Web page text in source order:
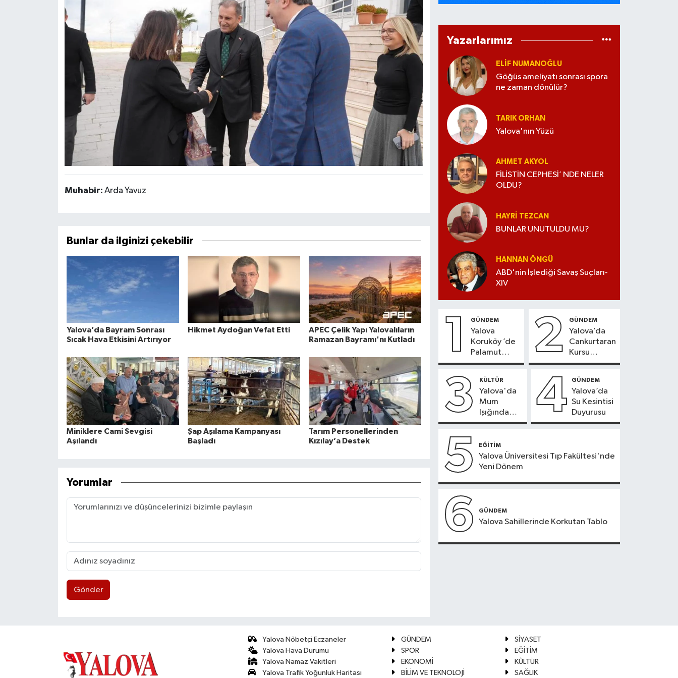
Muhabir: Arda Yavuz
Bunlar da ilginizi çekebilir
Yalova’da Bayram Sonrası
Sıcak Hava Etkisini Artırıyor
Hikmet Aydoğan Vefat Etti
APEC Çelik Yapı Yalovalıların
Ramazan Bayramı'nı Kutladı
Miniklere Cami Sevgisi
Aşılandı
Şap Aşılama Kampanyası
Başladı
Tarım Personellerinden
Kızılay’a Destek
Yorumlar
Gönder
Yazarlarımız
ELİF NUMANOĞLU
Göğüs ameliyatı sonrası spora
ne zaman dönülür?
TARIK ORHAN
Yalova'nın Yüzü
AHMET AKYOL
FİLİSTİN CEPHESİ’ NDE NELER
OLDU?
HAYRI TEZCAN
BUNLAR UNUTULDU MU?
HANNAN ÖNGÜ
ABD'nin İşlediği Savaş Suçları-
XIV
1 GÜNDEM
Yalova
Koruköy ’de
Palamut
Sezonu
2 GÜNDEM
Yalova’da
Cankurtaran
Kursu
Kayıtları
3 KÜLTÜR
Yalova'da
Mum
Işığında
Konser
4 GÜNDEM
Yalova’da
Su Kesintisi
Duyurusu
5 EĞİTİM
Yalova Üniversitesi Tıp Fakültesi'nde
Yeni Dönem
6 GÜNDEM
Yalova Sahillerinde Korkutan Tablo
Yalova Nöbetçi Eczaneler
Yalova Hava Durumu
Yalova Namaz Vakitleri
Yalova Trafik Yoğunluk Haritası
GÜNDEM
SİYASET
SPOR
EĞİTİM
EKONOMİ
KÜLTÜR
BİLİM VE TEKNOLOJİ
SAĞLIK